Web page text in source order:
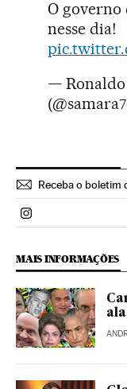
O
nesse dia!
— Ronaldo
Receba o boletim
Politica El País
MAIS INFORMAÇÕES